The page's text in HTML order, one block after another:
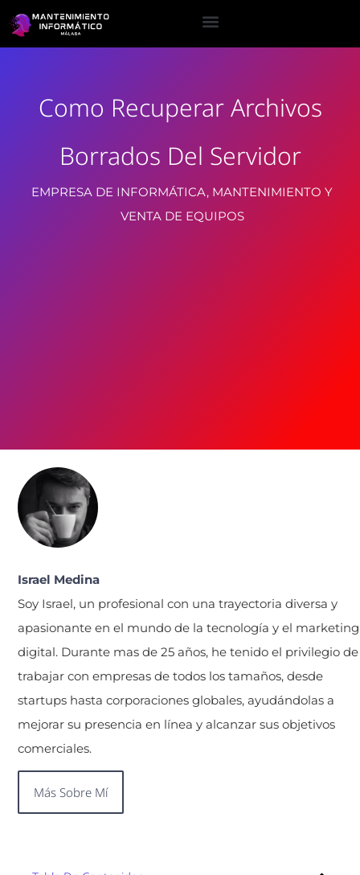
Como Recuperar Archivos
Borrados Del Servidor
EMPRESA DE INFORMÁTICA, MANTENIMIENTO Y
VENTA DE EQUIPOS
Israel Medina
Soy Israel, un profesional con una trayectoria diversa y
apasionante en el mundo de la tecnología y el marketing
digital. Durante mas de 25 años, he tenido el privilegio de
trabajar con empresas de todos los tamaños, desde
startups hasta corporaciones globales, ayudándolas a
mejorar su presencia en línea y alcanzar sus objetivos
comerciales.
Más Sobre Mí